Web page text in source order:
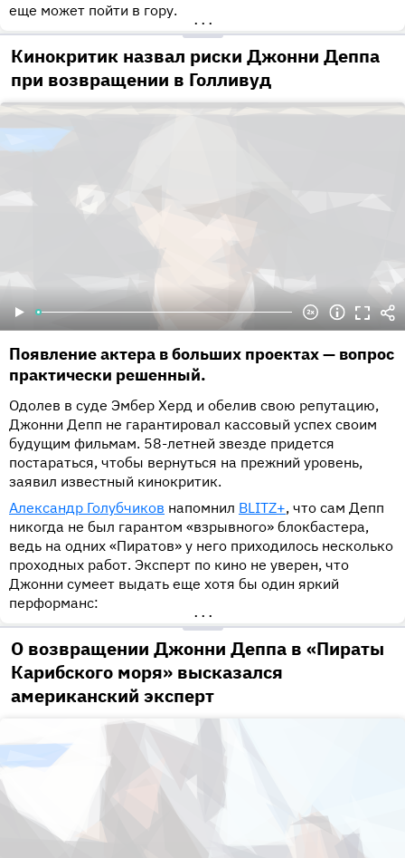
еще может пойти в гору.
•••
Кинокритик назвал риски Джонни Деппа
при возвращении в Голливуд
Появление актера в больших проектах — вопрос
практически решенный.
Одолев в суде Эмбер Херд и обелив свою репутацию,
Джонни Депп не гарантировал кассовый успех своим
будущим фильмам. 58-летней звезде придется
постараться, чтобы вернуться на прежний уровень,
заявил известный кинокритик.
Александр Голубчиков напомнил BLITZ+, что сам Депп
никогда не был гарантом «взрывного» блокбастера,
ведь на одних «Пиратов» у него приходилось несколько
проходных работ. Эксперт по кино не уверен, что
Джонни сумеет выдать еще хотя бы один яркий
перформанс:
•••
О возвращении Джонни Деппа в «Пираты
Карибского моря» высказался
американский эксперт